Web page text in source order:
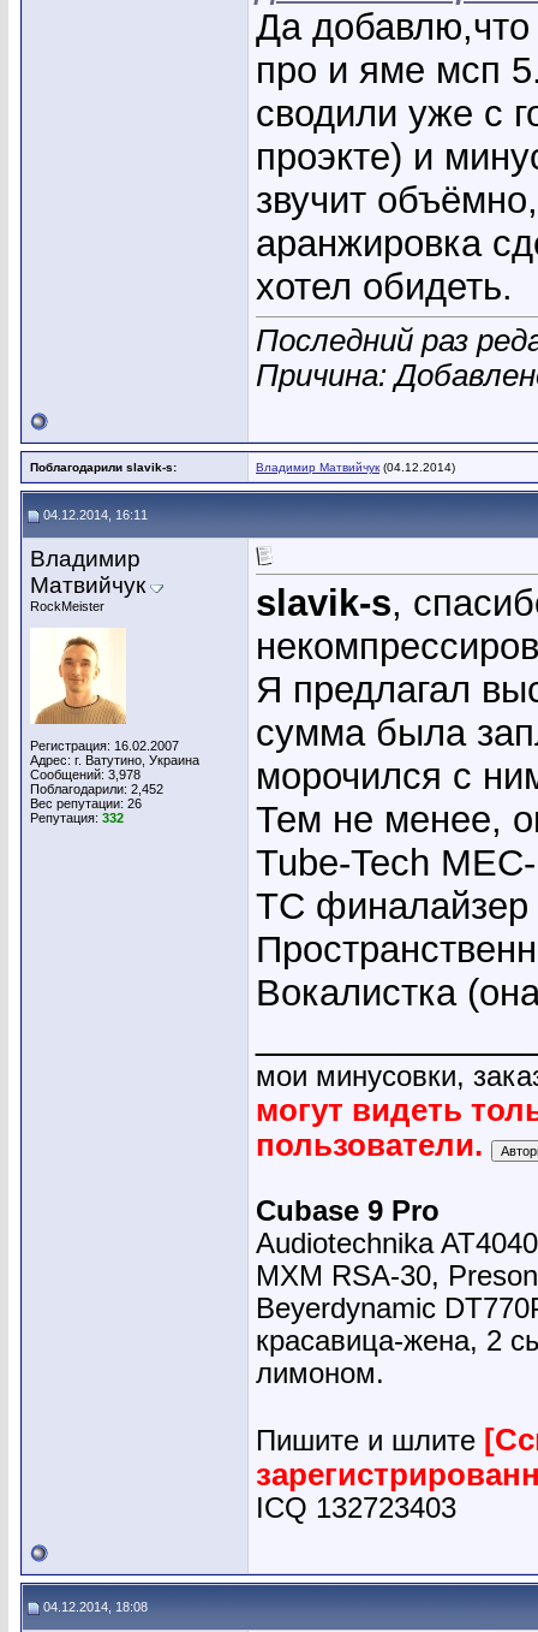
Да
про и яме мсп
сводили уже с
проэкте) и
звучит
аранжировка
хотел обидеть.
Последний раз
Причина:
Поблагодарили slavik-s: Владимир Матвийчук (04.12.2014)
04.12.2014, 16:11
Владимир
Матвийчук
RockMeister
Регистрация: 16.02.2007
Адрес: г. Ватутино, Украина
Сообщений: 3,978
Поблагодарили: 2,452
Вес репутации: 26
Репутация: 332
slavik-s,
Я предлагал
сумма была
морочился с
Тем не менее,
Tube-Tech
ТС финалайзер
Вокалистка
мои минусовки,
могут видеть
пользователи.
Cubase 9 Pro
Audiotechnika
MXM RSA-30,
Beyerdynamic
красавица-жена, 2
лимоном.
Пишите и шлите
ICQ 132723403
04.12.2014, 18:08